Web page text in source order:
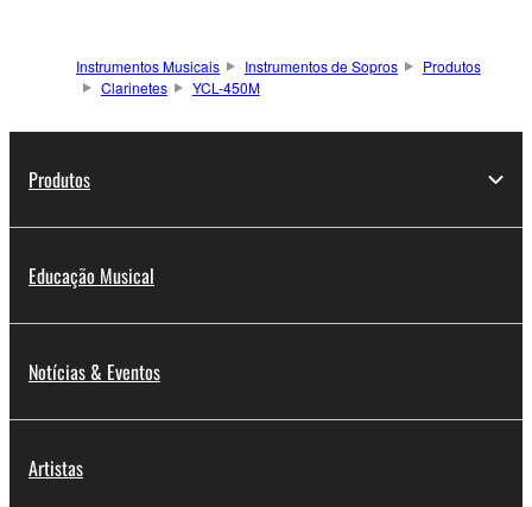
Instrumentos Musicais Instrumentos de Sopros
Produtos
Clarinetes
YCL-450M
Produtos
Educação Musical
Notícias & Eventos
Artistas